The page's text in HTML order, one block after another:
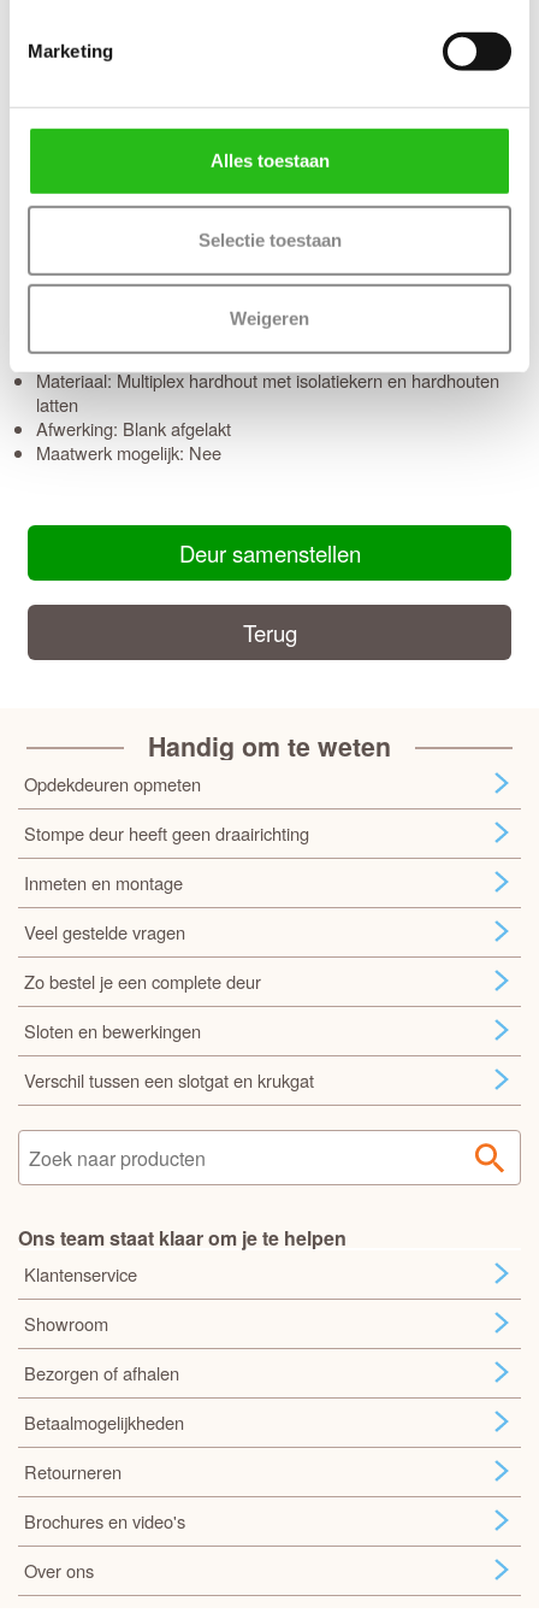
Marketing
Alles toestaan
Selectie toestaan
Weigeren
Montage van voordeuren
schroeven zowel in de deur als op het kozijn worden gemonteerd.
het kozijn gemonteerd om de deur soepel te laten draaien en
kromtrekken tegen te gaan.
Gratis thuisbezorgd in slechts 10-15 werkdagen
levertijd met 3 werkdagen)
Kenmerken Austria Stripes Thermo Frake
Materiaal: Multiplex hardhout met isolatiekern en hardhouten
latten
Afwerking: Blank afgelakt
Maatwerk mogelijk: Nee
Deur samenstellen
Terug
Handig om te weten
Opdekdeuren opmeten
Stompe deur heeft geen draairichting
Inmeten en montage
Veel gestelde vragen
Zo bestel je een complete deur
Sloten en bewerkingen
Verschil tussen een slotgat en krukgat
Ons team staat klaar om je te helpen
Klantenservice
Showroom
Bezorgen of afhalen
Betaalmogelijkheden
Retourneren
Brochures en video's
Over ons